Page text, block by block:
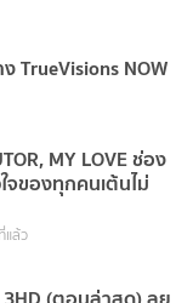
TrueVisions NOW
MY LOVE ช่อง
ของทุกคนเต้นไม่
แล้ว